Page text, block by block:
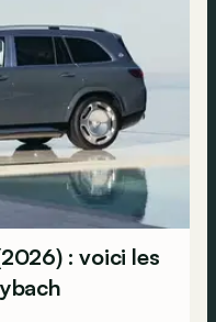
: voici les